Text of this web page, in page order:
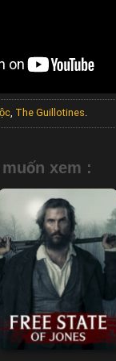
The Guillotines
xem :